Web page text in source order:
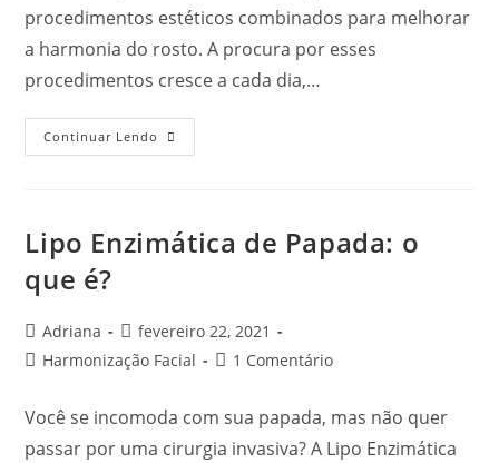
procedimentos estéticos combinados para melhorar
a harmonia do rosto. A procura por esses
procedimentos cresce a cada dia,…
Continuar Lendo
Lipo Enzimática de Papada: o
que é?
Adriana
fevereiro 22, 2021
Harmonização Facial
1 Comentário
Você se incomoda com sua papada, mas não quer
passar por uma cirurgia invasiva? A Lipo Enzimática